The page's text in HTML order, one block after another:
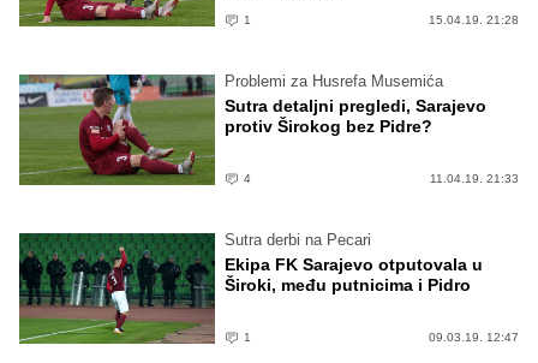
1 15.04.19. 21:28
Problemi za Husrefa Musemića
Sutra detaljni pregledi, Sarajevo
protiv Širokog bez Pidre?
4 11.04.19. 21:33
Sutra derbi na Pecari
Ekipa FK Sarajevo otputovala u
Široki, među putnicima i Pidro
1 09.03.19. 12:47